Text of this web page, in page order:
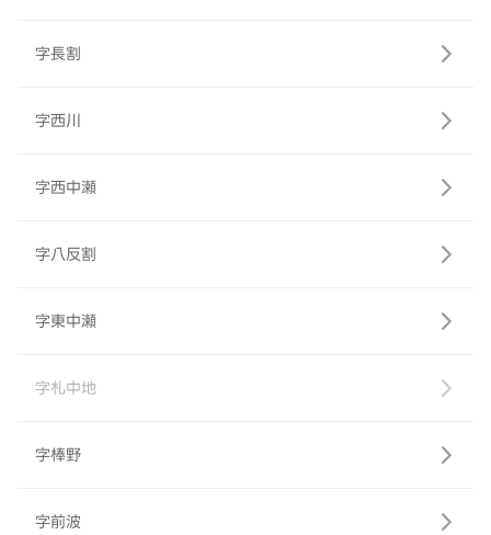
字長割
字西川
字西中瀬
字八反割
字東中瀬
字札中地
字棒野
字前波